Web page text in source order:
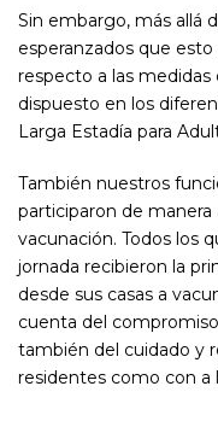
Sin embargo, más allá
esperanzados que
respecto a las medidas
dispuesto en los
Larga Estadía para
También nuestros
participaron de
vacunación. Todos los
jornada recibieron la
desde sus casas a
cuenta del
también del cuidado y
residentes como con a